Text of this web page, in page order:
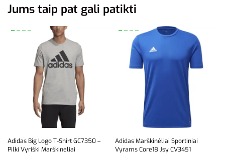
Jums taip pat gali patikti
Adidas Big Logo T-Shirt GC7350 –
Pilki Vyriški Marškinėliai
Adidas Marškinėliai Sportiniai
Vyrams Core18 Jsy CV3451